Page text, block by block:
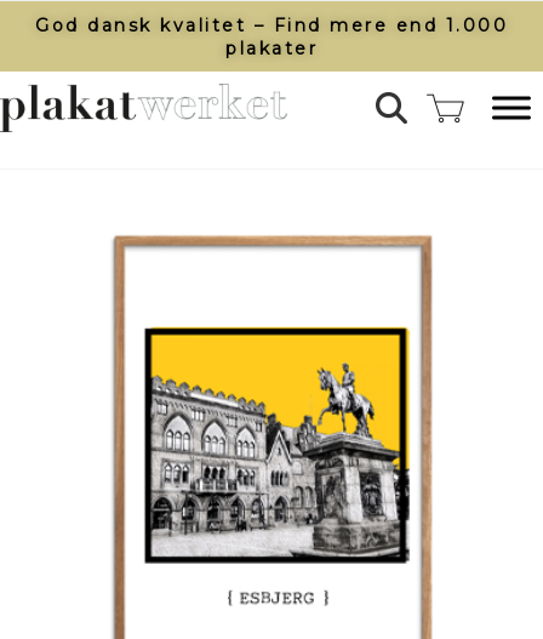
God dansk kvalitet – Find mere end 1.000
plakater​